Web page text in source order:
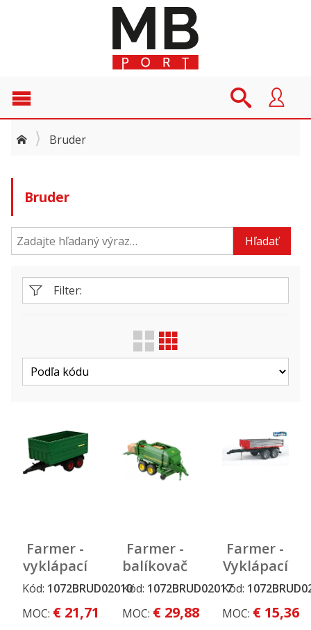
Bruder
Bruder
Hľadať
Filter:
Zobraziť len ...
Výrobca
Farmer -
vyklápací
príves na
odnímateľnou
Kód: 1072BRUD02010
MOC: € 21,71
Farmer -
balíkovačka
John
Kód: 1072BRUD02017
MOC: € 29,88
Farmer -
Vyklápací
príves
Kód:
MOC: € 15,36